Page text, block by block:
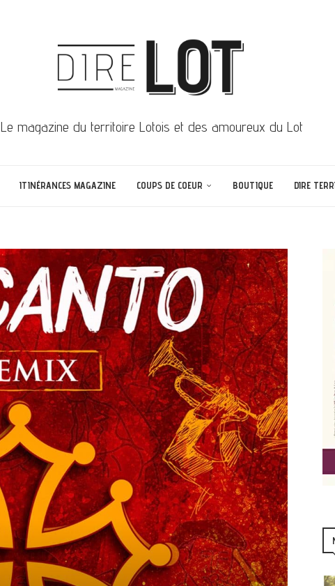
Le magazine du territoire Lotois et des amoureux du Lot
ITINÉRANCES MAGAZINE COUPS DE COEUR BOUTIQUE DIRE